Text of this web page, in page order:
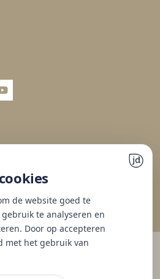
| Gedrag & Organisaties
de website goed te
te analyseren en
Door op accepteren
met het gebruik van